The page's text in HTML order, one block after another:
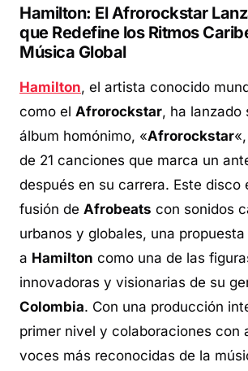
Hamilton: El Afrorockstar
que Redefine los Ritmos
Música Global
Hamilton, el artista conocido
como el Afrorockstar, ha lanzado
álbum homónimo, «Afrorockstar
de 21 canciones que marca un
después en su carrera. Este disco
fusión de Afrobeats con sonidos
urbanos y globales, una
a Hamilton como una de las
innovadoras y visionarias de su
Colombia. Con una producción
primer nivel y colaboraciones con
voces más reconocidas de la